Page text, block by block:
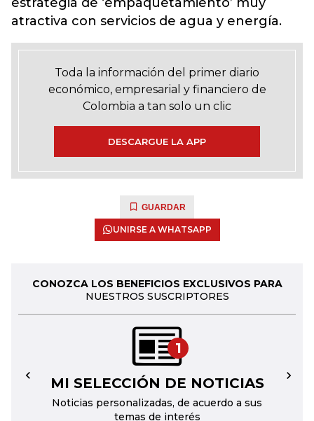
atractiva con servicios de agua y energía.
Toda la información del primer diario
económico, empresarial y financiero de
Colombia a tan solo un clic
DESCARGUE LA APP
GUARDAR
UNIRSE A WHATSAPP
CONOZCA LOS BENEFICIOS EXCLUSIVOS PARA
NUESTROS SUSCRIPTORES
1
MI SELECCIÓN DE NOTICIAS
Noticias personalizadas, de acuerdo a sus
temas de interés
← →